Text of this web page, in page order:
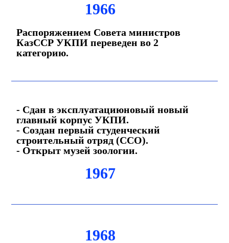
1966
Распоряжением Совета министров
КазССР УКПИ переведен во 2
категорию.
- Сдан в эксплуатациюновый новый
главный корпус УКПИ.
- Создан первый студенческий
строительный отряд (ССО).
- Открыт музей зоологии.
1967
1968